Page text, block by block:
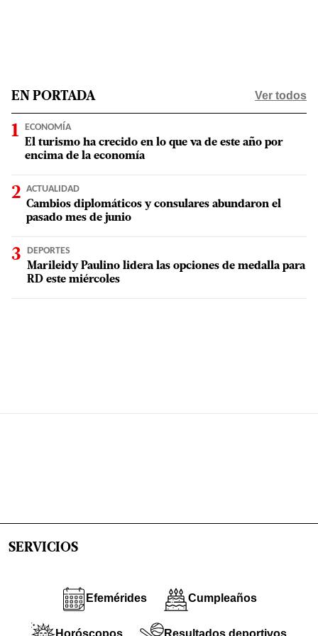
EN PORTADA Ver todos
ECONOMÍA
El turismo ha crecido en lo que va de este año por
encima de la economía
ACTUALIDAD
Cambios diplomáticos y consulares abundaron el
pasado mes de junio
DEPORTES
Marileidy Paulino lidera las opciones de medalla para
RD este miércoles
SERVICIOS
Efemérides Cumpleaños
Horóscopos Resultados deportivos